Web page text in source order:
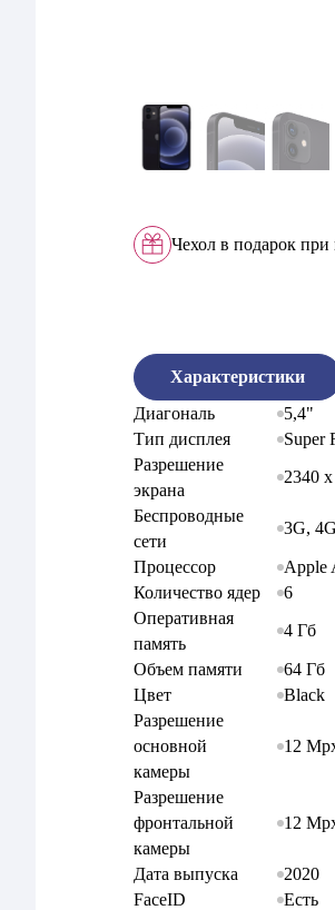
Чехол в подарок при
Характеристики
Диагональ
5,4"
Тип дисплея
Super
Разрешение
экрана
2340
Беспроводные
сети
3G,
Процессор
Apple
Количество ядер
6
Оперативная
память
4 Гб
Объем памяти
64 Гб
Цвет
Black
Разрешение
основной
камеры
12
Разрешение
фронтальной
камеры
12
Дата выпуска
2020
FaceID
Есть